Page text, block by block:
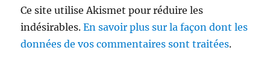
Ce site utilise Akismet pour réduire les
indésirables.En savoir plus sur la façon dont les
données de vos commentaires sont traitées.